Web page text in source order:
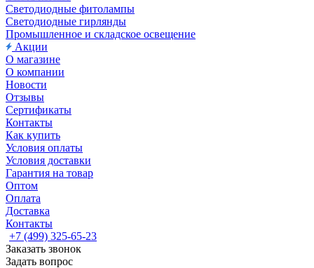
Светодиодные фитолампы
Светодиодные гирлянды
Промышленное и складское освещение
Акции
О магазине
О компании
Новости
Отзывы
Сертификаты
Контакты
Как купить
Условия оплаты
Условия доставки
Гарантия на товар
Оптом
Оплата
Доставка
Контакты
+7 (499) 325-65-23
Заказать звонок
Задать вопрос